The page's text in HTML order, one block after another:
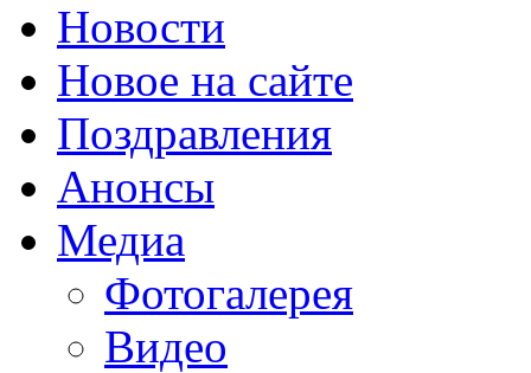
Новости
Новое на сайте
Поздравления
Анонсы
Медиа
Фотогалерея
Видео